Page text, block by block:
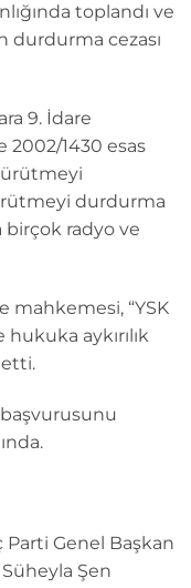
toplandı ve
durdurma cezası
9. İdare
1430 esas
durdurma
birçok radyo ve
mahkemesi, “YSK
aykırılık
başvurusunu
Parti Genel Başkan
Şen